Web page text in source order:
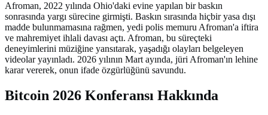
Afroman, 2022 yılında Ohio'daki evine yapılan bir baskın
sonrasında yargı sürecine girmişti. Baskın sırasında hiçbir yasa dışı
madde bulunmamasına rağmen, yedi polis memuru Afroman'a iftira
ve mahremiyet ihlali davası açtı. Afroman, bu süreçteki
deneyimlerini müziğine yansıtarak, yaşadığı olayları belgeleyen
videolar yayınladı. 2026 yılının Mart ayında, jüri Afroman'ın lehine
karar vererek, onun ifade özgürlüğünü savundu.
Bitcoin 2026 Konferansı Hakkında